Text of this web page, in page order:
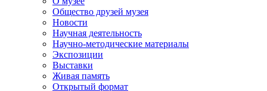
Общество друзей музея
Новости
Научная деятельность
Научно-методические материалы
Экспозиции
Выставки
Живая память
Открытый формат